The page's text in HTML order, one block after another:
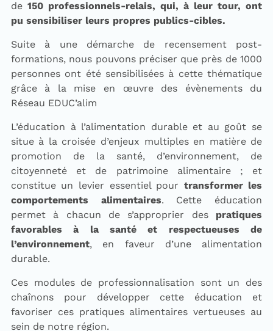
de 150 professionnels-relais, qui, à leur tour, ont
pu sensibiliser leurs propres publics-cibles.
Suite à une démarche de recensement post-
formations, nous pouvons préciser que près de 1000
personnes ont été sensibilisées à cette thématique
grâce à la mise en œuvre des évènements du
Réseau EDUC’alim
L’éducation à l’alimentation durable et au goût se
situe à la croisée d’enjeux multiples en matière de
promotion de la santé, d’environnement, de
citoyenneté et de patrimoine alimentaire ; et
constitue un levier essentiel pour transformer les
comportements alimentaires. Cette éducation
permet à chacun de s’approprier des pratiques
favorables à la santé et respectueuses de
l’environnement, en faveur d’une alimentation
durable.
Ces modules de professionnalisation sont un des
chaînons pour développer cette éducation et
favoriser ces pratiques alimentaires vertueuses au
sein de notre région.